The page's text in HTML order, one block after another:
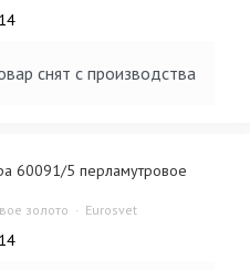
снят с производства
60091/5 перламутровое
золото Eurosvet